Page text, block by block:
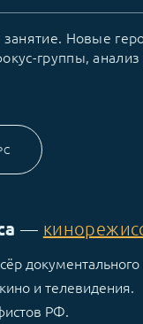
занятие. Новые
группы,
—
документального
и телевидения.
РФ.